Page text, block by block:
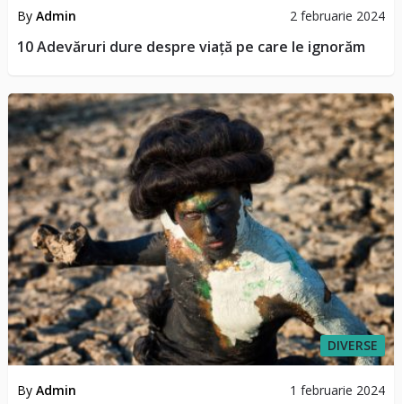
By Admin 2 februarie 2024
10 Adevăruri dure despre viață pe care le ignorăm
DIVERSE
By Admin 1 februarie 2024